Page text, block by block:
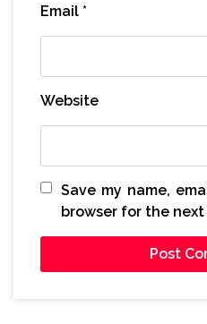
Email *
Website
Save my name,
browser for the